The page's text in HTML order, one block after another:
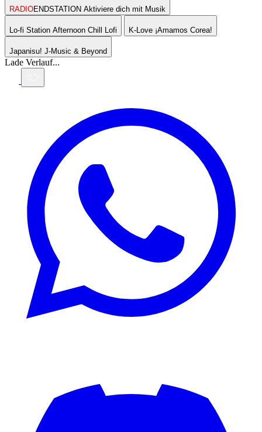
RADIOENDSTATION Aktiviere dich mit Musik
Lo-fi Station Afternoon Chill Lofi K-Love ¡Amamos Corea!
Japanisu! J-Music & Beyond
Lade Verlauf...